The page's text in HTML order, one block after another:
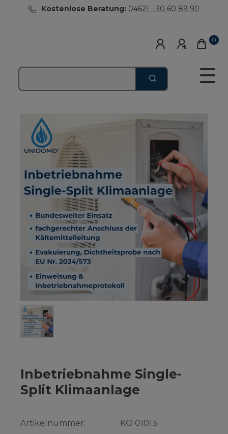
Kostenlose Beratung: 04621 - 30 60 89 90
0
☰
Inbetriebnahme Single-
Split Klimaanlage
Artikelnummer:
KO 01013